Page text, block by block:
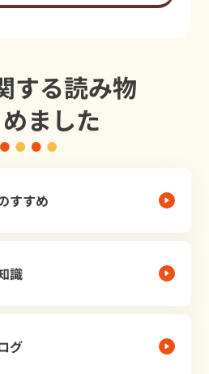
する読み物
ました
すすめ
識
グ